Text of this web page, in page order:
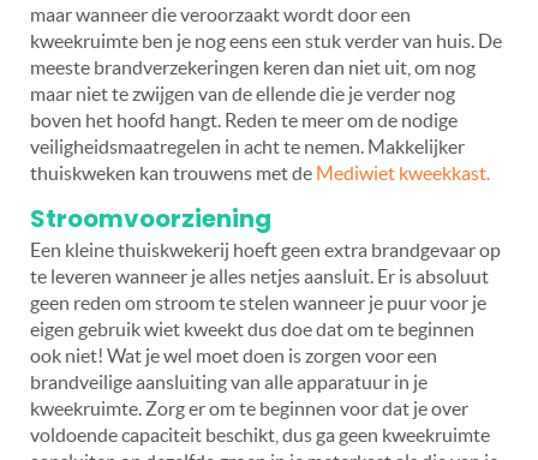
maar wanneer die veroorzaakt wordt door een
kweekruimte ben je nog eens een stuk verder van huis. De
meeste brandverzekeringen keren dan niet uit, om nog
maar niet te zwijgen van de ellende die je verder nog
boven het hoofd hangt. Reden te meer om de nodige
veiligheidsmaatregelen in acht te nemen. Makkelijker
thuiskweken kan trouwens met de Mediwiet kweekkast.
Stroomvoorziening
Een kleine thuiskwekerij hoeft geen extra brandgevaar op
te leveren wanneer je alles netjes aansluit. Er is absoluut
geen reden om stroom te stelen wanneer je puur voor je
eigen gebruik wiet kweekt dus doe dat om te beginnen
ook niet! Wat je wel moet doen is zorgen voor een
brandveilige aansluiting van alle apparatuur in je
kweekruimte. Zorg er om te beginnen voor dat je over
voldoende capaciteit beschikt, dus ga geen kweekruimte